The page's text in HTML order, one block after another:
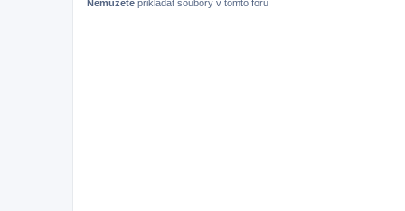
Nemůžete přikládat soubory v tomto fóru